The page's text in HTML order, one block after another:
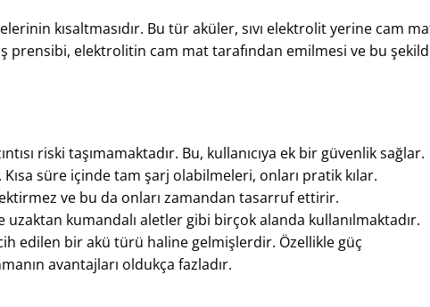
kısaltmasıdır. Bu tür aküler, sıvı elektrolit yerine cam
prensibi, elektrolitin cam mat tarafından emilmesi ve bu
riski taşımamaktadır. Bu, kullanıcıya ek bir güvenlik sağlar.
süre içinde tam şarj olabilmeleri, onları pratik kılar.
ve bu da onları zamandan tasarruf ettirir.
kumandalı aletler gibi birçok alanda kullanılmaktadır.
edilen bir akü türü haline gelmişlerdir. Özellikle güç
avantajları oldukça fazladır.